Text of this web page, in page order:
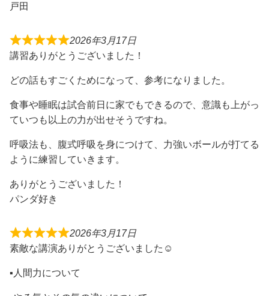
戸田
2026年3月17日
講習ありがとうございました！
どの話もすごくためになって、参考になりました。
食事や睡眠は試合前日に家でもできるので、意識も上がっ
ていつも以上の力が出せそうですね。
呼吸法も、腹式呼吸を身につけて、力強いボールが打てる
ように練習していきます。
ありがとうございました！
パンダ好き
2026年3月17日
素敵な講演ありがとうございました☺️
▪️人間力について